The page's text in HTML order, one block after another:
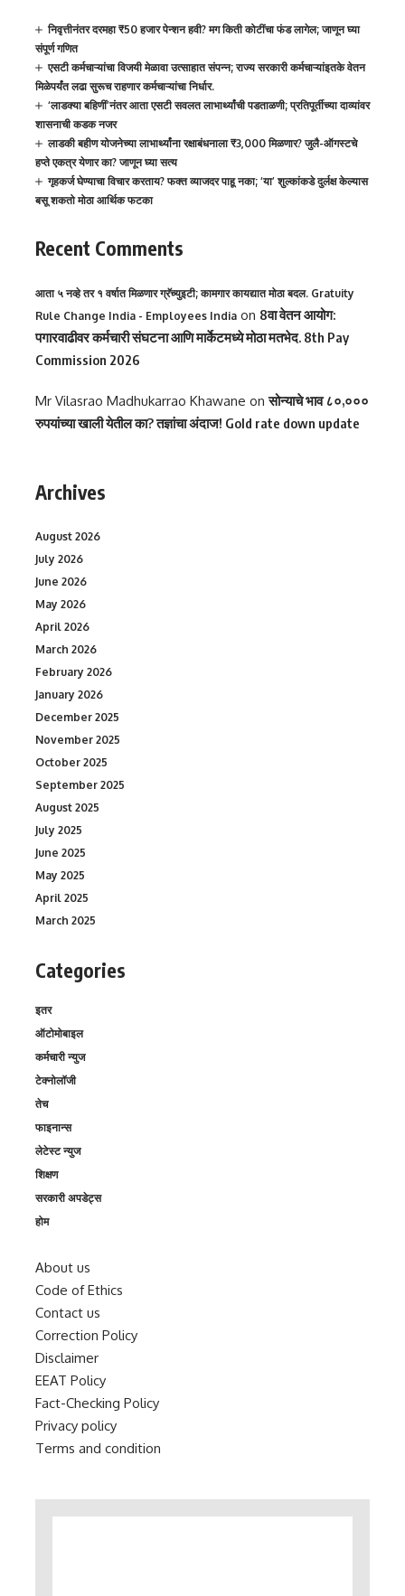
निवृत्तीनंतर दरमहा ₹50 हजार पेन्शन हवी? मग किती कोटींचा फंड लागेल; जाणून घ्या
संपूर्ण गणित
एसटी कर्मचाऱ्यांचा विजयी मेळावा उत्साहात संपन्न; राज्य सरकारी कर्मचाऱ्यांइतके वेतन
मिळेपर्यंत लढा सुरूच राहणार कर्मचाऱ्यांचा निर्धार.
‘लाडक्या बहिणीं’नंतर आता एसटी सवलत लाभार्थ्यांची पडताळणी; प्रतिपूर्तीच्या दाव्यांवर
शासनाची कडक नजर
लाडकी बहीण योजनेच्या लाभार्थ्यांना रक्षाबंधनाला ₹3,000 मिळणार? जुलै-ऑगस्टचे
हप्ते एकत्र येणार का? जाणून घ्या सत्य
गृहकर्ज घेण्याचा विचार करताय? फक्त व्याजदर पाहू नका; ‘या’ शुल्कांकडे दुर्लक्ष केल्यास
बसू शकतो मोठा आर्थिक फटका
Recent Comments
आता ५ नव्हे तर १ वर्षात मिळणार ग्रॅच्युइटी; कामगार कायद्यात मोठा बदल. Gratuity
Rule Change India - Employees India on 8वा वेतन आयोग:
पगारवाढीवर कर्मचारी संघटना आणि मार्केटमध्ये मोठा मतभेद. 8th Pay
Commission 2026
Mr Vilasrao Madhukarrao Khawane onसोन्याचे भाव ८०,०००
रुपयांच्या खाली येतील का? तज्ञांचा अंदाज! Gold rate down update
Archives
August 2026
July 2026
June 2026
May 2026
April 2026
March 2026
February 2026
January 2026
December 2025
November 2025
October 2025
September 2025
August 2025
July 2025
June 2025
May 2025
April 2025
March 2025
Categories
इतर
ऑटोमोबाइल
कर्मचारी न्युज
टेक्नोलॉजी
तेच
फाइनान्स
लेटेस्ट न्युज
शिक्षण
सरकारी अपडेट्स
होम
About us
Code of Ethics
Contact us
Correction Policy
Disclaimer
EEAT Policy
Fact-Checking Policy
Privacy policy
Terms and condition